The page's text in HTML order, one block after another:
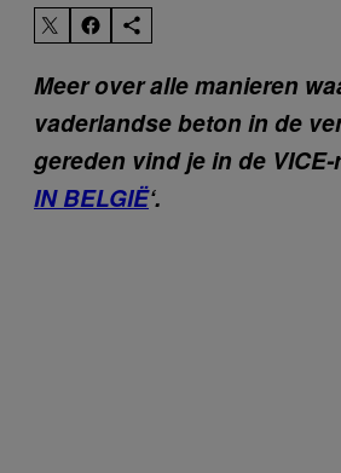
Meer over alle manieren
vaderlandse beton in de
gereden vind je in de VICE-
IN BELGIË‘.